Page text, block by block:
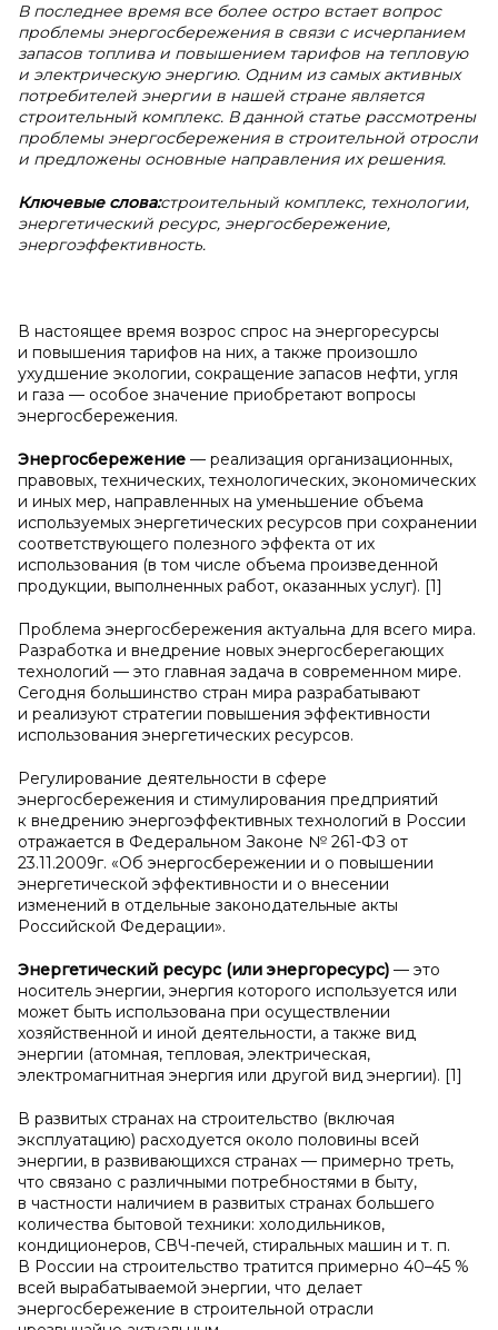
В последнее время все более остро встает вопрос
проблемы энергосбережения в связи с исчерпанием
запасов топлива и повышением тарифов на тепловую
и электрическую энергию. Одним из самых активных
потребителей энергии в нашей стране является
строительный комплекс. В данной статье рассмотрены
проблемы энергосбережения в строительной отросли
и предложены основные направления их решения.
Ключевые слова:строительный комплекс, технологии,
энергетический ресурс, энергосбережение,
энергоэффективность.
В настоящее время возрос спрос на энергоресурсы
и повышения тарифов на них, а также произошло
ухудшение экологии, сокращение запасов нефти, угля
и газа — особое значение приобретают вопросы
энергосбережения.
Энергосбережение — реализация организационных,
правовых, технических, технологических, экономических
и иных мер, направленных на уменьшение объема
используемых энергетических ресурсов при сохранении
соответствующего полезного эффекта от их
использования (в том числе объема произведенной
продукции, выполненных работ, оказанных услуг). [1]
Проблема энергосбережения актуальна для всего мира.
Разработка и внедрение новых энергосберегающих
технологий — это главная задача в современном мире.
Сегодня большинство стран мира разрабатывают
и реализуют стратегии повышения эффективности
использования энергетических ресурсов.
Регулирование деятельности в сфере
энергосбережения и стимулирования предприятий
к внедрению энергоэффективных технологий в России
отражается в Федеральном Законе № 261-ФЗ от
23.11.2009г. «Об энергосбережении и о повышении
энергетической эффективности и о внесении
изменений в отдельные законодательные акты
Российской Федерации».
Энергетический ресурс (или энергоресурс) — это
носитель энергии, энергия которого используется или
может быть использована при осуществлении
хозяйственной и иной деятельности, а также вид
энергии (атомная, тепловая, электрическая,
электромагнитная энергия или другой вид энергии). [1]
В развитых странах на строительство (включая
эксплуатацию) расходуется около половины всей
энергии, в развивающихся странах — примерно треть,
что связано с различными потребностями в быту,
в частности наличием в развитых странах большего
количества бытовой техники: холодильников,
кондиционеров, СВЧ-печей, стиральных машин и т. п.
В России на строительство тратится примерно 40–45 %
всей вырабатываемой энергии, что делает
энергосбережение в строительной отрасли